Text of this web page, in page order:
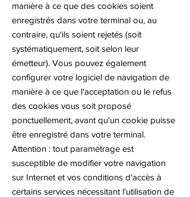
manière à ce que des cookies soient
enregistrés dans votre terminal ou, au
contraire, qu'ils soient rejetés (soit
systématiquement, soit selon leur
émetteur). Vous pouvez également
configurer votre logiciel de navigation de
manière à ce que l'acceptation ou le refus
des cookies vous soit proposé
ponctuellement, avant qu'un cookie puisse
être enregistré dans votre terminal.
Attention : tout paramétrage est
susceptible de modifier votre navigation
sur Internet et vos conditions d'accès à
certains services nécessitant l'utilisation de